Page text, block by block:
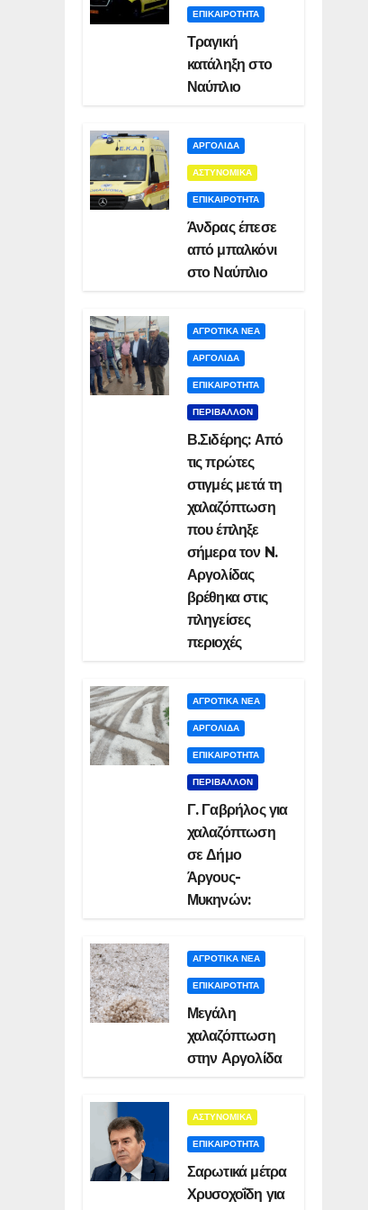
ΕΠΙΚΑΙΡΟΤΗΤΑ
Τραγική
κατάληξη στο
Ναύπλιο
ΑΡΓΟΛΙΔΑ
ΑΣΤΥΝΟΜΙΚΑ
ΕΠΙΚΑΙΡΟΤΗΤΑ
Άνδρας έπεσε
από μπαλκόνι
στο Ναύπλιο
ΑΓΡΟΤΙΚΑ ΝΕΑ
ΑΡΓΟΛΙΔΑ
ΕΠΙΚΑΙΡΟΤΗΤΑ
ΠΕΡΙΒΑΛΛΟΝ
Β.Σιδέρης: Από
τις πρώτες
στιγμές μετά τη
χαλαζόπτωση
που έπληξε
σήμερα τον N.
Αργολίδας
βρέθηκα στις
πληγείσες
περιοχές
ΑΓΡΟΤΙΚΑ ΝΕΑ
ΑΡΓΟΛΙΔΑ
ΕΠΙΚΑΙΡΟΤΗΤΑ
ΠΕΡΙΒΑΛΛΟΝ
Γ. Γαβρήλος για
χαλαζόπτωση
σε Δήμο
Άργους-
Μυκηνών:
ΑΓΡΟΤΙΚΑ ΝΕΑ
ΕΠΙΚΑΙΡΟΤΗΤΑ
Μεγάλη
χαλαζόπτωση
στην Αργολίδα
ΑΣΤΥΝΟΜΙΚΑ
ΕΠΙΚΑΙΡΟΤΗΤΑ
Σαρωτικά μέτρα
Χρυσοχοΐδη για